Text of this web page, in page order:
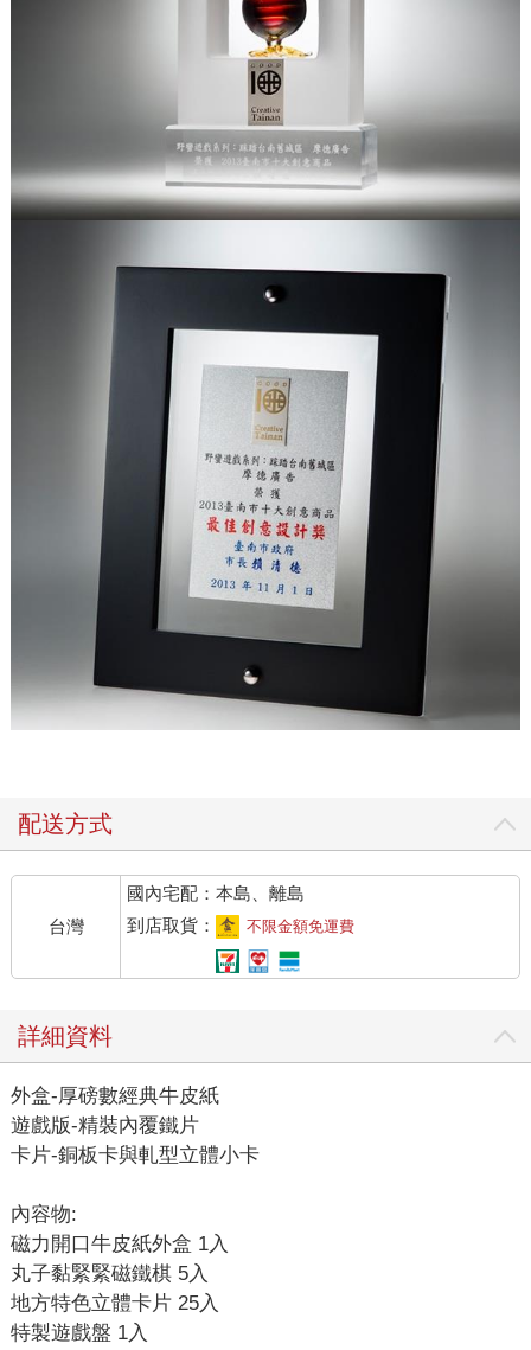
配送方式
台灣
國內宅配：本島、離島
到店取貨：
不限金額免運費
詳細資料
外盒-厚磅數經典牛皮紙
遊戲版-精裝內覆鐵片
卡片-銅板卡與軋型立體小卡
內容物:
磁力開口牛皮紙外盒 1入
丸子黏緊緊磁鐵棋 5入
地方特色立體卡片 25入
特製遊戲盤 1入